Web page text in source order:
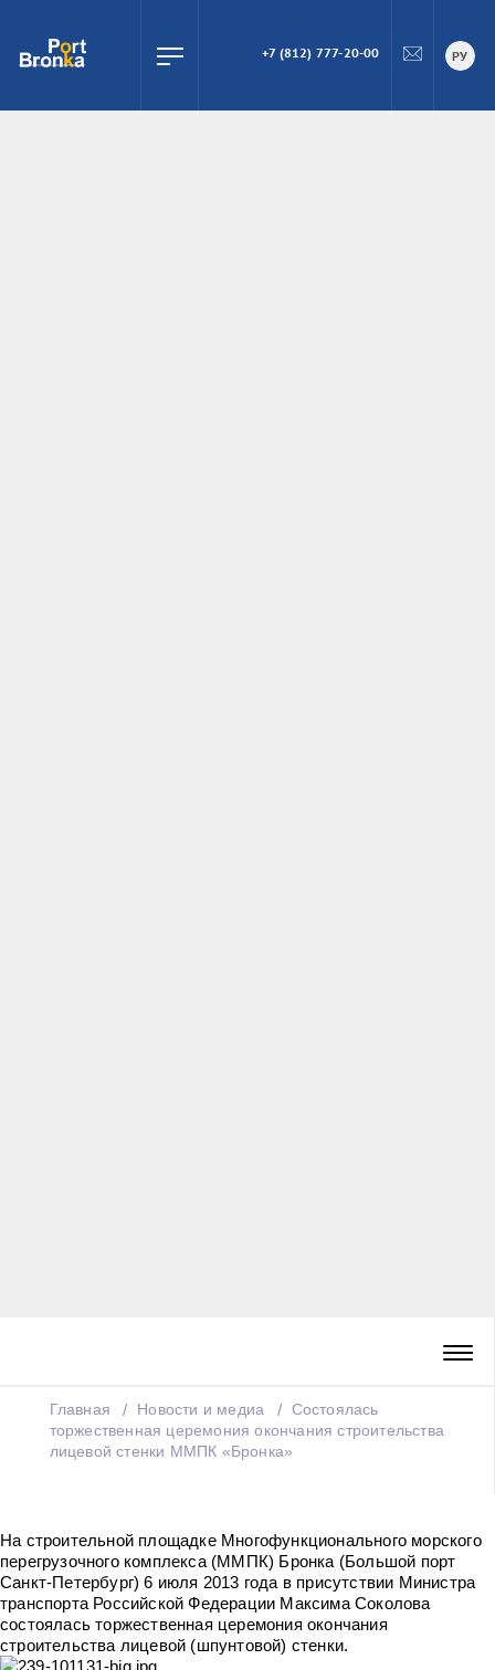
ПОИСК
+7 (812) 777-20-00 РУ
Главная Новости и медиа
Состоялась
торжественная церемония окончания строительства
лицевой стенки ММПК «Бронка»
На строительной площадке Многофункционального морского
перегрузочного комплекса (ММПК) Бронка (Большой порт
Санкт-Петербург) 6 июля 2013 года в присутствии Министра
транспорта Российской Федерации Максима Соколова
состоялась торжественная церемония окончания
строительства лицевой (шпунтовой) стенки.